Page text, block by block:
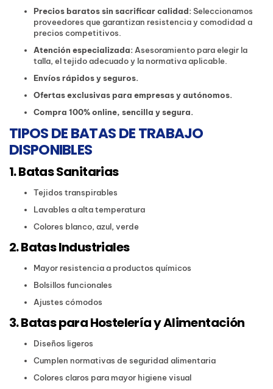
Precios baratos sin sacrificar calidad:Seleccionamos
proveedores que garantizan resistencia y comodidad a
precios competitivos.
Atención especializada:Asesoramiento para elegir la
talla, el tejido adecuado y la normativa aplicable.
Envíos rápidos y seguros.
Ofertas exclusivas para empresas y autónomos.
Compra 100% online, sencilla y segura.
TIPOS DE BATAS DE TRABAJO
DISPONIBLES
1. Batas Sanitarias
Tejidos transpirables
Lavables a alta temperatura
Colores blanco, azul, verde
2. Batas Industriales
Mayor resistencia a productos químicos
Bolsillos funcionales
Ajustes cómodos
3. Batas para Hostelería y Alimentación
Diseños ligeros
Cumplen normativas de seguridad alimentaria
Colores claros para mayor higiene visual